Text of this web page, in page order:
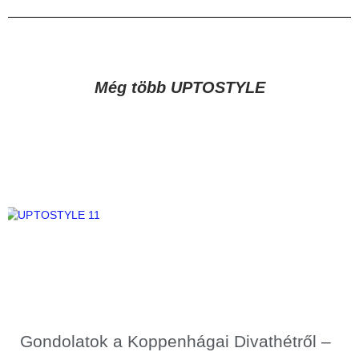
Még több UPTOSTYLE
Gondolatok a Koppenhágai Divathétről –